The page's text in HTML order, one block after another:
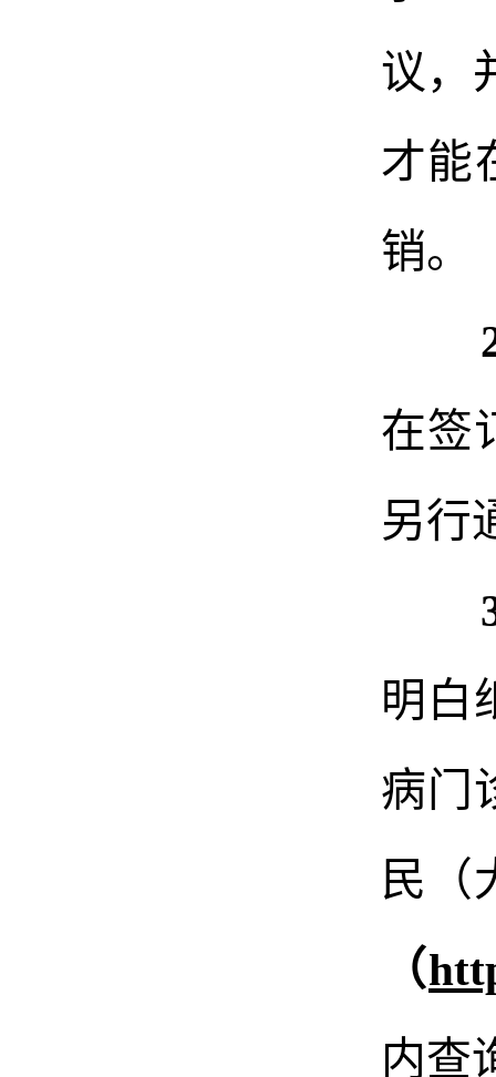
议 ，
才能
销。
在签
另行
明白
病门
民（
（
内查